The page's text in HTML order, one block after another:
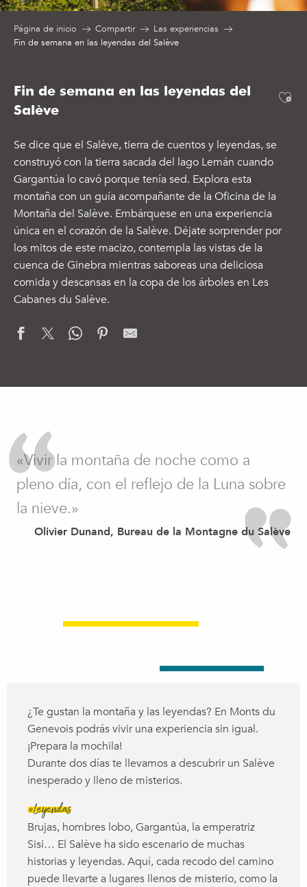
Página de inicio Compartir
Las experiencias
Fin de semana en las leyendas del Salève
Fin de semana en las leyendas del
Salève
Se dice que el Salève, tierra de cuentos y leyendas, se
construyó con la tierra sacada del lago Lemán cuando
Gargantúa lo cavó porque tenía sed. Explora esta
montaña con un guía acompañante de la Oficina de la
Montaña del Salève. Embárquese en una experiencia
única en el corazón de la Salève. Déjate sorprender por
los mitos de este macizo, contempla las vistas de la
cuenca de Ginebra mientras saboreas una deliciosa
comida y descansas en la copa de los árboles en Les
Cabanes du Salève.
«Vivir la montaña de noche como a
pleno día, con el reflejo de la Luna sobre
la nieve.»
Olivier Dunand, Bureau de la Montagne du Salève
¿Te gustan la montaña y las leyendas? En Monts du
Genevois podrás vivir una experiencia sin igual.
¡Prepara la mochila!
Durante dos días te llevamos a descubrir un Salève
inesperado y lleno de misterios.
#Leyendas
Brujas, hombres lobo, Gargantúa, la emperatriz
Sisi… El Salève ha sido escenario de muchas
historias y leyendas. Aquí, cada recodo del camino
puede llevarte a lugares llenos de misterio, como la